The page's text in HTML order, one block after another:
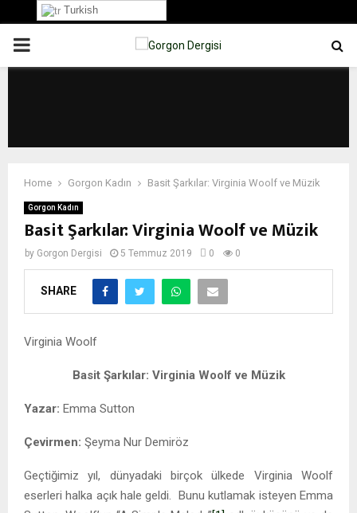
PRIMARY
Home Gorgon Kadın Basit Şarkılar: Virginia Woolf ve Müzik
Gorgon Kadın
Basit Şarkılar: Virginia Woolf ve Müzik
by Gorgon Dergisi 5 Temmuz 2019 0 0
SHARE
Virginia Woolf
Basit Şarkılar: Virginia Woolf ve Müzik
Yazar: Emma Sutton
Çevirmen: Şeyma Nur Demiröz
Geçtiğimiz yıl, dünyadaki birçok ülkede Virginia Woolf
eserleri halka açık hale geldi. Bunu kutlamak isteyen Emma
Turkish